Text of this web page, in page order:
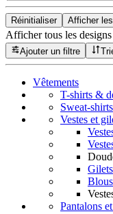
Réinitialiser Afficher
Afficher tous les designs
Ajouter un filtre
Vêtements
T-shirts &
Sweat-shirts
Vestes et
Gilets
Pantalons